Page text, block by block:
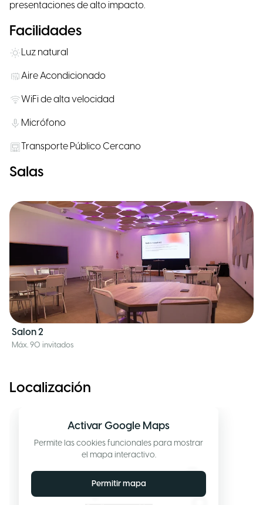
presentaciones de alto impacto.
Facilidades
Luz natural
Aire Acondicionado
WiFi de alta velocidad
Micrófono
Transporte Público Cercano
Salas
Salon 2
Máx. 90 invitados
Localización
Activar Google Maps
Permite las cookies funcionales para mostrar
el mapa interactivo.
Permitir mapa